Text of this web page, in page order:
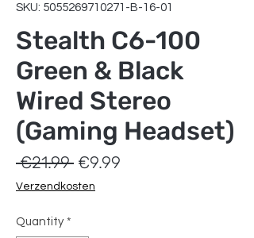
SKU: 5055269710271-B-16-01
Stealth C6-100
Green & Black
Wired Stereo
(Gaming Headset)
€21.99 Regular
Price
€9.99
Verzendkosten
Quantity *